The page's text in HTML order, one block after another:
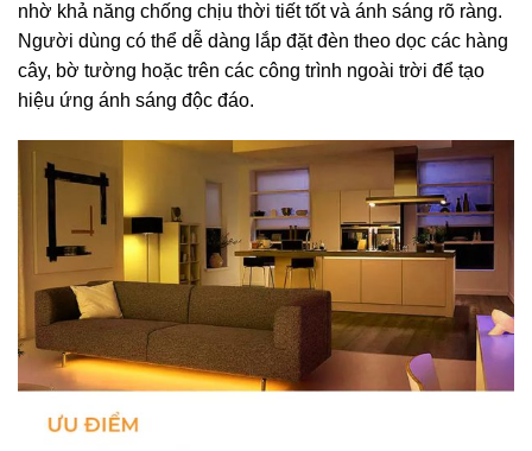
nhờ khả năng chống chịu thời tiết tốt và ánh sáng rõ ràng.
Người dùng có thể dễ dàng lắp đặt đèn theo dọc các hàng
cây, bờ tường hoặc trên các công trình ngoài trời để tạo
hiệu ứng ánh sáng độc đáo.